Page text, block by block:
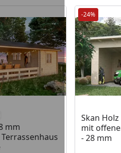
mm
-24%
Skan
mit
- 28 mm